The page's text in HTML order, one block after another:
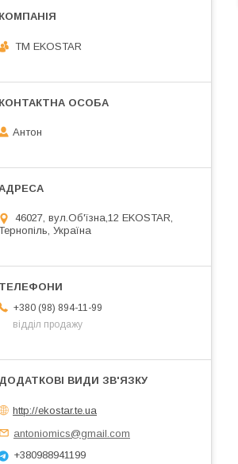
ТМ EKOSTAR
Антон
46027, вул.Об'їзна,12 EKOSTAR,
Україна
+380 (98) 894-11-99
відділ продажу
http://ekostar.te.ua
antoniomics@gmail.com
+380988941199